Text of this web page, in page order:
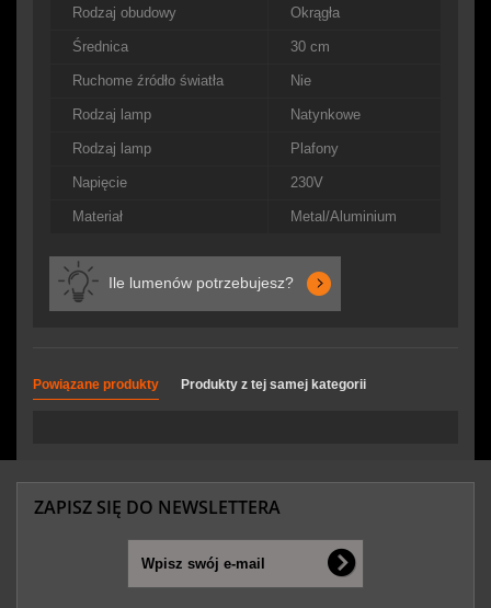
Rodzaj obudowy Okrągła
Średnica 30 cm
Ruchome źródło światła Nie
Rodzaj lamp Natynkowe
Rodzaj lamp Plafony
Napięcie 230V
Materiał Metal/Aluminium
Ile lumenów potrzebujesz?
Powiązane produkty Produkty z tej samej kategorii
ZAPISZ SIĘ DO NEWSLETTERA